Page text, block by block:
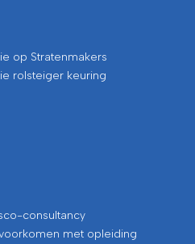
op Stratenmakers
rolsteiger keuring
consultancy
met opleiding